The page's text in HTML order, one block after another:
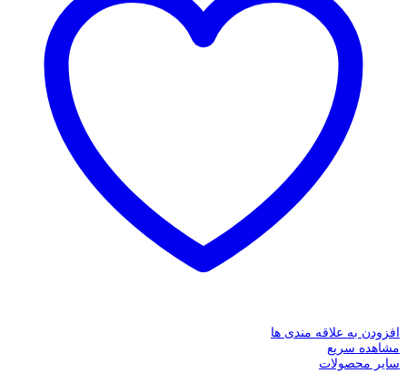
افزودن به علاقه مندی ها
مشاهده سریع
سایر محصولات